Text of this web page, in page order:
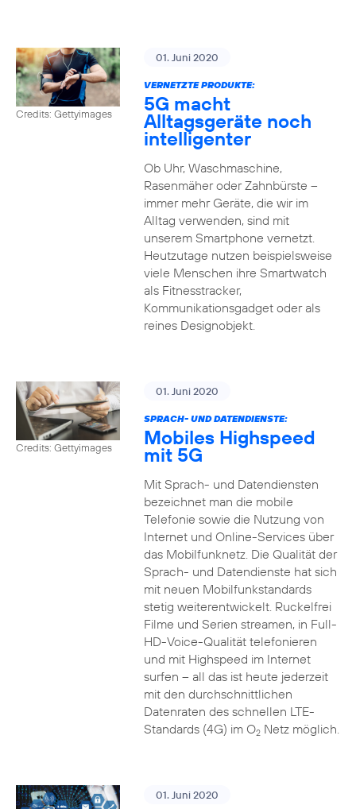
Credits: Gettyimages
01. Juni 2020
VERNETZTE PRODUKTE:
5G macht
Alltagsgeräte noch
intelligenter
Ob Uhr, Waschmaschine,
Rasenmäher oder Zahnbürste –
immer mehr Geräte, die wir im
Alltag verwenden, sind mit
unserem Smartphone vernetzt.
Heutzutage nutzen beispielsweise
viele Menschen ihre Smartwatch
als Fitnesstracker,
Kommunikationsgadget oder als
reines Designobjekt.
Credits: Gettyimages
01. Juni 2020
SPRACH- UND DATENDIENSTE:
Mobiles Highspeed
mit 5G
Mit Sprach- und Datendiensten
bezeichnet man die mobile
Telefonie sowie die Nutzung von
Internet und Online-Services über
das Mobilfunknetz. Die Qualität der
Sprach- und Datendienste hat sich
mit neuen Mobilfunkstandards
stetig weiterentwickelt. Ruckelfrei
Filme und Serien streamen, in Full-
HD-Voice-Qualität telefonieren
und mit Highspeed im Internet
surfen – all das ist heute jederzeit
mit den durchschnittlichen
Datenraten des schnellen LTE-
Standards (4G) im O2Netz möglich.
01. Juni 2020